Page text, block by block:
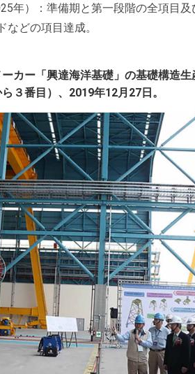
年）：準備期と第一段階の全項目
どの項目達成。
カー「興達海洋基礎」の基礎構造
３番目）、2019年12月27日。